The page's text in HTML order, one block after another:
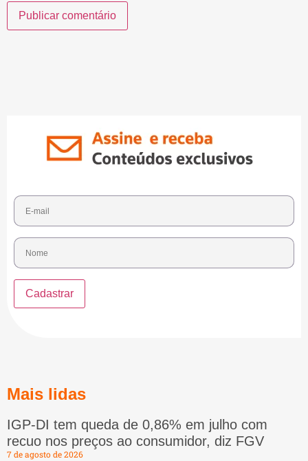
Mais lidas
IGP-DI tem queda de 0,86% em julho com
recuo nos preços ao consumidor, diz FGV
7 de agosto de 2026